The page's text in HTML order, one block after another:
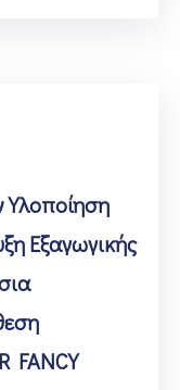
Υλοποίηση
Εξαγωγικής
FANCY